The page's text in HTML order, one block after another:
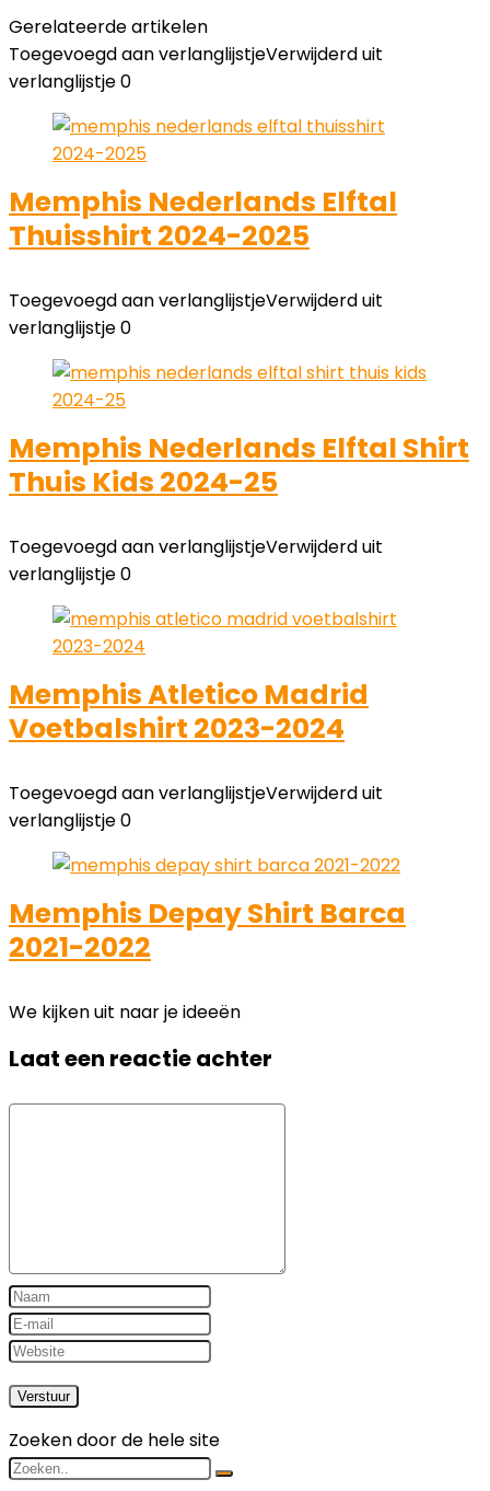
Gerelateerde artikelen
Toegevoegd aan verlanglijstjeVerwijderd uit
verlanglijstje0
Memphis Nederlands Elftal
Thuisshirt 2024-2025
Toegevoegd aan verlanglijstjeVerwijderd uit
verlanglijstje0
Memphis Nederlands Elftal Shirt
Thuis Kids 2024-25
Toegevoegd aan verlanglijstjeVerwijderd uit
verlanglijstje0
Memphis Atletico Madrid
Voetbalshirt 2023-2024
Toegevoegd aan verlanglijstjeVerwijderd uit
verlanglijstje0
Memphis Depay Shirt Barca
2021-2022
We kijken uit naar je ideeën
Laat een reactie achter
Zoeken door de hele site